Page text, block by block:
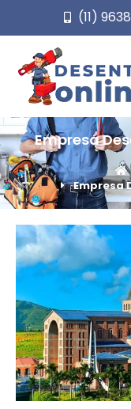
(11)
Empresa
Empresa